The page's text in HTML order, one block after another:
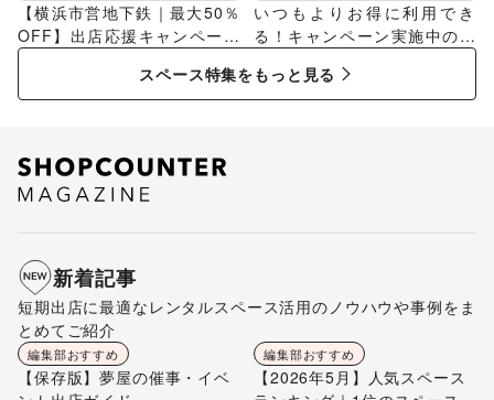
【横浜市営地下鉄｜最大50％
OFF】出店応援キャンペーン
特集
いつもよりお得に利用でき
る！キャンペーン実施中のス
スペース特集をもっと見る
新着記事
短期出店に最適なレンタルスペース活用のノウハウや事例をま
とめてご紹介
編集部おすすめ
【保存版】夢屋の催事・イベ
編集部おすすめ
【2026年5月】人気スペース